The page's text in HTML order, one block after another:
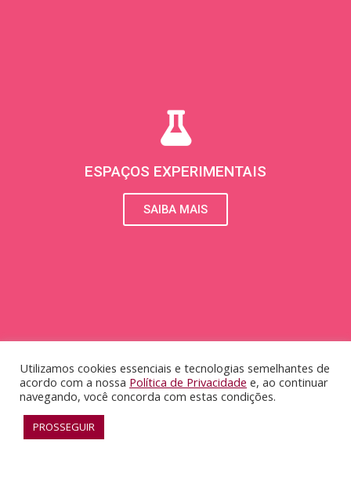
ESPAÇOS EXPERIMENTAIS
SAIBA MAIS
RECONHECIMENTO
Utilizamos cookies essenciais e tecnologias semelhantes de
acordo com a nossa Política de Privacidade e, ao continuar
navegando, você concorda com estas condições.
PROSSEGUIR